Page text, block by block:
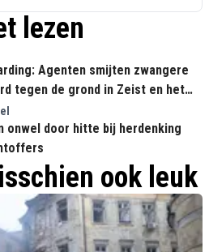
lezen
Agenten smijten zwangere
tegen de grond in Zeist en het
onwel door hitte bij herdenking
ook leuk